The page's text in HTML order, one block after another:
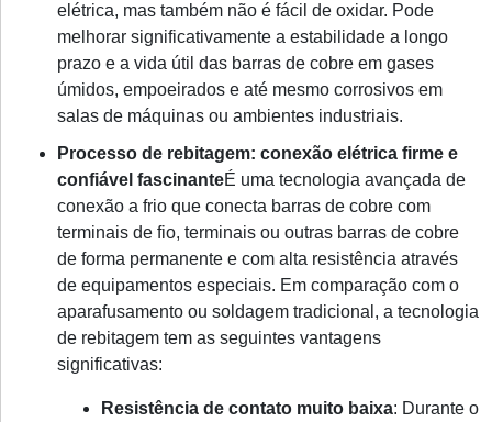
elétrica, mas também não é fácil de oxidar. Pode
melhorar significativamente a estabilidade a longo
prazo e a vida útil das barras de cobre em gases
úmidos, empoeirados e até mesmo corrosivos em
salas de máquinas ou ambientes industriais.
Processo de rebitagem: conexão elétrica firme e
confiável fascinanteÉ uma tecnologia avançada de
conexão a frio que conecta barras de cobre com
terminais de fio, terminais ou outras barras de cobre
de forma permanente e com alta resistência através
de equipamentos especiais. Em comparação com o
aparafusamento ou soldagem tradicional, a tecnologia
de rebitagem tem as seguintes vantagens
significativas:
Resistência de contato muito baixa: Durante o